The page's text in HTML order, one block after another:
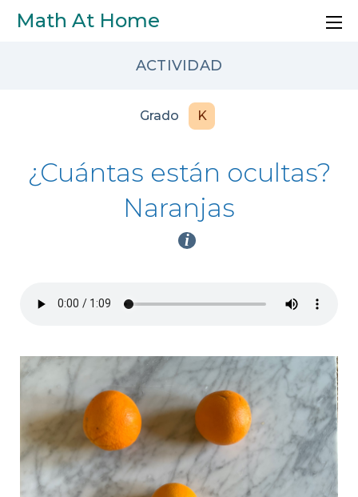
Skip to main content
Math At Home
ACTIVIDAD
Grado K
¿Cuántas están ocultas?
Naranjas
i